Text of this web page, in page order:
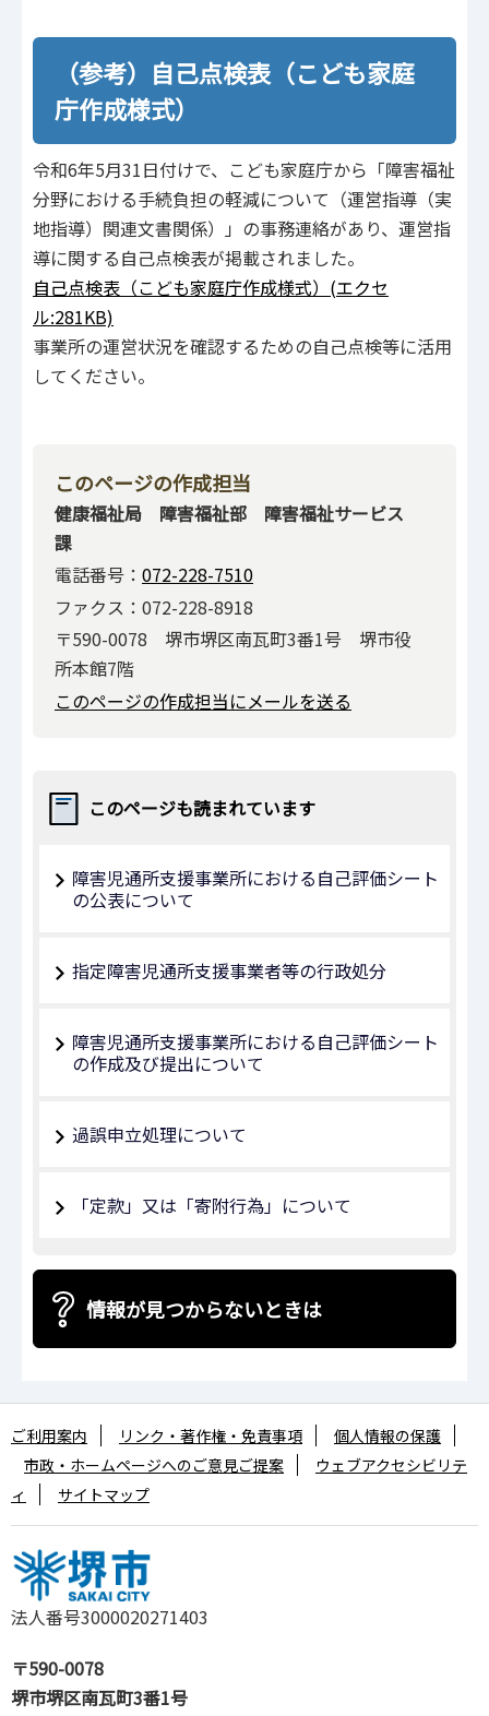
（参考）⾃⼰点検表（こども家庭
庁作成様式）
令和6年5⽉31⽇付けで、こども家庭庁から「障害福祉
分野における⼿続負担の軽減について（運営指導（実
地指導）関連⽂書関係）」の事務連絡があり、運営指
導に関する⾃⼰点検表が掲載されました。
⾃⼰点検表（こども家庭庁作成様式）(エクセ
ル:281KB)
事業所の運営状況を確認するための⾃⼰点検等に活⽤
してください。
このページの作成担当
健康福祉局 障害福祉部 障害福祉サービス
課
電話番号： 072-228-7510
ファクス：072-228-8918
〒590-0078 堺市堺区南瓦町3番1号 堺市役
所本館7階
このページの作成担当にメールを送る
このページも読まれています
障害児通所支援事業所における自己評価シート
の公表について
指定障害児通所支援事業者等の行政処分
障害児通所支援事業所における自己評価シート
の作成及び提出について
過誤申立処理について
「定款」又は「寄附行為」について
情報が見つからないときは
法人番号3000020271403
〒590-0078
堺市堺区南瓦町3番1号
ご利用案内 リンク・著作権・免責事項
個人情報の保護
市政・ホームページへのご意見ご提案
ウェブアクセシビリテ
ィ
サイトマップ